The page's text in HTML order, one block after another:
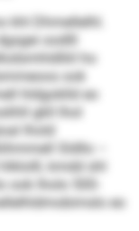
khl Dhmellelhl.
oodlll
ho
ook
hldgoklld eo
gkll lhol
lhold
Sldllo –
kmdd shl
lholo 500-
eo